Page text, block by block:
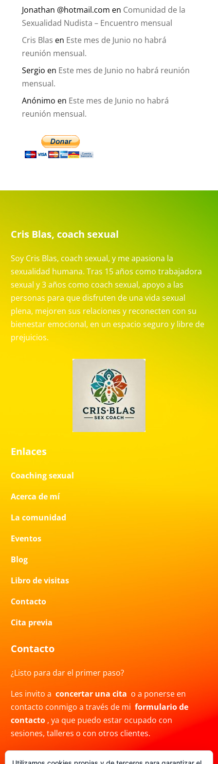
Jonathan @hotmail.com en Comunidad de la
Sexualidad Nudista – Encuentro mensual
Cris Blas en Este mes de Junio no habrá
reunión mensual.
Sergio en Este mes de Junio no habrá reunión
mensual.
Anónimo en Este mes de Junio no habrá
reunión mensual.
Cris Blas, coach sexual
Soy Cris Blas, coach sexual, y me apasiona la
sexualidad humana. Tras 15 años como trabajadora
sexual y 3 años como coach sexual, apoyo a las
personas para que disfruten de una vida sexual
plena, mejoren sus relaciones y reconecten con su
bienestar emocional, en un espacio seguro y libre de
prejuicios.
Enlaces
Coaching sexual
Acerca de mí
La comunidad
Eventos
Blog
Libro de visitas
Contacto
Cita previa
Contacto
¿Listo para dar el primer paso?
Les invito aconcertar una cita o a ponerse en
contacto conmigo a través de miformulario de
contacto , ya que puedo estar ocupado con
sesiones, talleres o con otros clientes.
También puedes contactarme por correo electrónico